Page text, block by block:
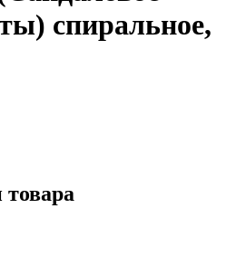
спиральное,